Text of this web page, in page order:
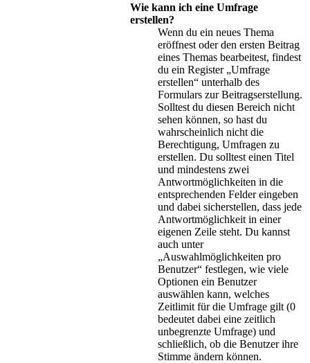
Wie kann ich eine Umfrage
erstellen?
Wenn du ein neues Thema
eröffnest oder den ersten Beitrag
eines Themas bearbeitest, findest
du ein Register „Umfrage
erstellen“ unterhalb des
Formulars zur Beitragserstellung.
Solltest du diesen Bereich nicht
sehen können, so hast du
wahrscheinlich nicht die
Berechtigung, Umfragen zu
erstellen. Du solltest einen Titel
und mindestens zwei
Antwortmöglichkeiten in die
entsprechenden Felder eingeben
und dabei sicherstellen, dass jede
Antwortmöglichkeit in einer
eigenen Zeile steht. Du kannst
auch unter
„Auswahlmöglichkeiten pro
Benutzer“ festlegen, wie viele
Optionen ein Benutzer
auswählen kann, welches
Zeitlimit für die Umfrage gilt (0
bedeutet dabei eine zeitlich
unbegrenzte Umfrage) und
schließlich, ob die Benutzer ihre
Stimme ändern können.